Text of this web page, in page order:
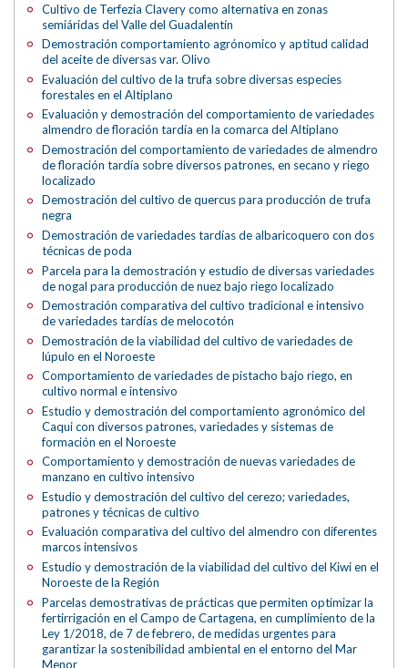
Cultivo de Terfezia Clavery como alternativa en zonas
semiáridas del Valle del Guadalentín
Demostración comportamiento agrónomico y aptitud calidad
del aceite de diversas var. Olivo
Evaluación del cultivo de la trufa sobre diversas especies
forestales en el Altiplano
Evaluación y demostración del comportamiento de variedades
almendro de floración tardía en la comarca del Altiplano
Demostración del comportamiento de variedades de almendro
de floración tardía sobre diversos patrones, en secano y riego
localizado
Demostración del cultivo de quercus para producción de trufa
negra
Demostración de variedades tardías de albaricoquero con dos
técnicas de poda
Parcela para la demostración y estudio de diversas variedades
de nogal para producción de nuez bajo riego localizado
Demostración comparativa del cultivo tradicional e intensivo
de variedades tardías de melocotón
Demostración de la viabilidad del cultivo de variedades de
lúpulo en el Noroeste
Comportamiento de variedades de pistacho bajo riego, en
cultivo normal e intensivo
Estudio y demostración del comportamiento agronómico del
Caqui con diversos patrones, variedades y sistemas de
formación en el Noroeste
Comportamiento y demostración de nuevas variedades de
manzano en cultivo intensivo
Estudio y demostración del cultivo del cerezo; variedades,
patrones y técnicas de cultivo
Evaluación comparativa del cultivo del almendro con diferentes
marcos intensivos
Estudio y demostración de la viabilidad del cultivo del Kiwi en el
Noroeste de la Región
Parcelas demostrativas de prácticas que permiten optimizar la
fertirrigación en el Campo de Cartagena, en cumplimiento de la
Ley 1/2018, de 7 de febrero, de medidas urgentes para
garantizar la sostenibilidad ambiental en el entorno del Mar
Menor